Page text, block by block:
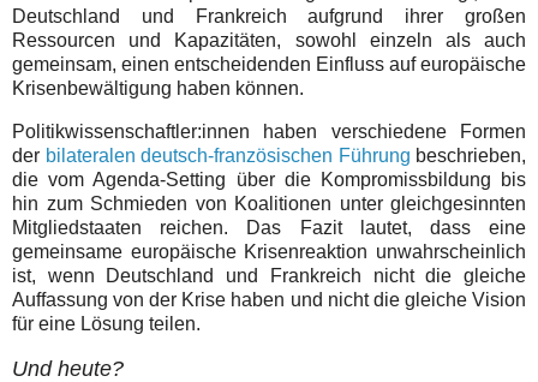
Deutschland und Frankreich aufgrund ihrer großen
Ressourcen und Kapazitäten, sowohl einzeln als auch
gemeinsam, einen entscheidenden Einfluss auf europäische
Krisenbewältigung haben können.
Politikwissenschaftler:innen haben verschiedene Formen
der bilateralen deutsch-französischen Führung beschrieben,
die vom Agenda-Setting über die Kompromissbildung bis
hin zum Schmieden von Koalitionen unter gleichgesinnten
Mitgliedstaaten reichen. Das Fazit lautet, dass eine
gemeinsame europäische Krisenreaktion unwahrscheinlich
ist, wenn Deutschland und Frankreich nicht die gleiche
Auffassung von der Krise haben und nicht die gleiche Vision
für eine Lösung teilen.
Und heute?